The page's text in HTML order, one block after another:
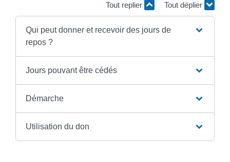
Tout replier Tout déplier
Qui peut donner et recevoir des jours de
repos ?
Jours pouvant être cédés
Démarche
Utilisation du don